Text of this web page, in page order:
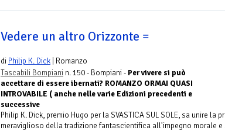
Vedere un altro Orizzonte =
di Philip K. Dick | Romanzo
Tascabili Bompiani n. 150 - Bompiani - Per vivere si può
accettare di essere ibernati? ROMANZO ORMAI QUASI
INTROVABILE ( anche nelle varie Edizioni precedenti e
successive
Philip K. Dick, premio Hugo per la SVASTICA SUL SOLE, sa unire la
meraviglioso della tradizione fantascientifica all'impegno morale